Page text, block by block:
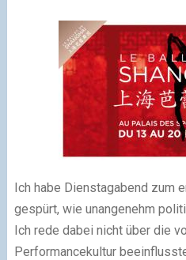
Ich habe Dienstagabend zum
gespürt, wie unangenehm
Ich rede dabei nicht über die
Performancekultur